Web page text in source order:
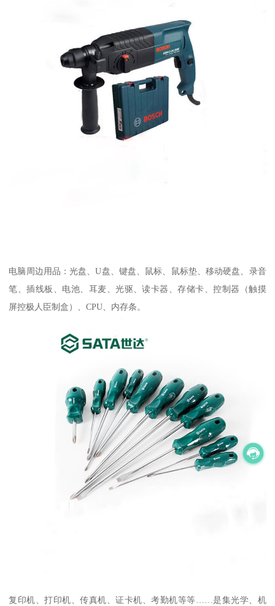
电脑周边用品：光盘、U盘、键盘、鼠标、鼠标垫、移动硬盘、录音
笔、插线板、电池、耳麦、光驱、读卡器、存储卡、控制器（触摸
屏控极人臣制盒）、CPU、内存条。
复印机、打印机、传真机、证卡机、考勤机等等……是集光学、机